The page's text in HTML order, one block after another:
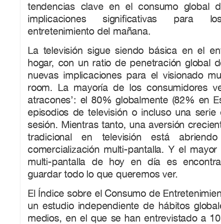
tendencias clave en el consumo global
implicaciones significativas para
entretenimiento del mañana.
La televisión sigue siendo básica en el
hogar, con un ratio de penetración global
nuevas implicaciones para el visionado
room. La mayoría de los consumidores
atracones’: el 80% globalmente (82% en
episodios de televisión o incluso una serie
sesión. Mientras tanto, una aversión
tradicional en televisión está
comercialización multi-pantalla. Y el
multi-pantalla de hoy en día es
guardar todo lo que queremos ver.
El Índice sobre el Consumo de
un estudio independiente de hábitos
medios, en el que se han entrevistado a